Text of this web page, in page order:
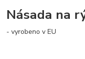
Násada na
- vyrobeno v EU